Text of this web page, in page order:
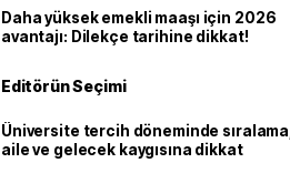
Daha yüksek emekli maaşı için 2026
avantajı: Dilekçe tarihine dikkat!
Editörün Seçimi
Üniversite tercih döneminde sıralama,
aile ve gelecek kaygısına dikkat